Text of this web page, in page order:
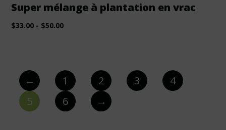
Super mélange à plantation en vrac
$33.00 - $50.00
← 1 2 3
4
5
6 →